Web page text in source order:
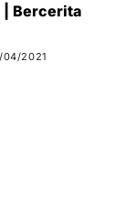
| Bercerita
04/2021